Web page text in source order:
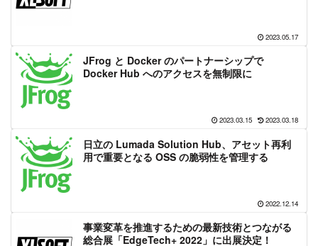
2023.05.17
JFrog と Docker のパートナーシップで
Docker Hub へのアクセスを無制限に
2023.03.15 2023.03.18
日立の Lumada Solution Hub、アセット再利
用で重要となる OSS の脆弱性を管理する
2022.12.14
事業変革を推進するための最新技術とつながる
総合展「EdgeTech+ 2022」に出展決定！